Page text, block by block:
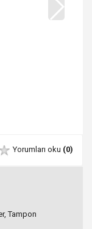
Yorumları oku (0)
Tampon